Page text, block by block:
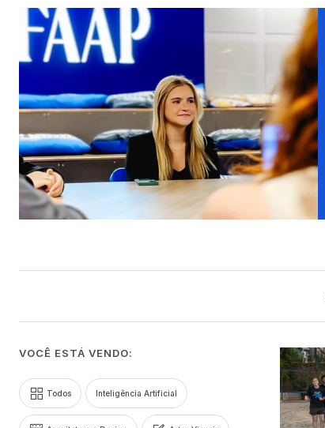
VOCÊ ESTÁ VENDO:
Todos Inteligência Artificial